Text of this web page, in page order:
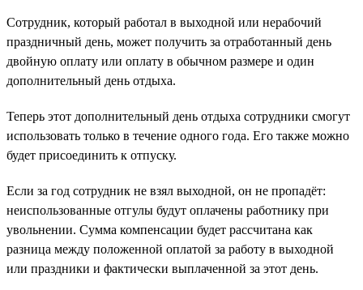
Сотрудник, который работал в выходной или нерабочий
праздничный день, может получить за отработанный день
двойную оплату или оплату в обычном размере и один
дополнительный день отдыха.
Теперь этот дополнительный день отдыха сотрудники смогут
использовать только в течение одного года. Его также можно
будет присоединить к отпуску.
Если за год сотрудник не взял выходной, он не пропадёт:
неиспользованные отгулы будут оплачены работнику при
увольнении. Сумма компенсации будет рассчитана как
разница между положенной оплатой за работу в выходной
или праздники и фактически выплаченной за этот день.